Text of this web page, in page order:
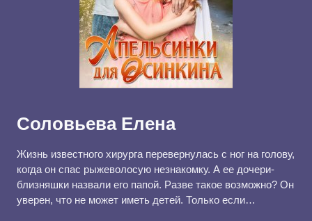
Соловьева Елена
Жизнь известного хирурга перевернулась с ног на голову,
когда он спас рыжеволосую незнакомку. А ее дочери-
близняшки назвали его папой. Разве такое возможно? Он
уверен, что не может иметь детей. Только если…